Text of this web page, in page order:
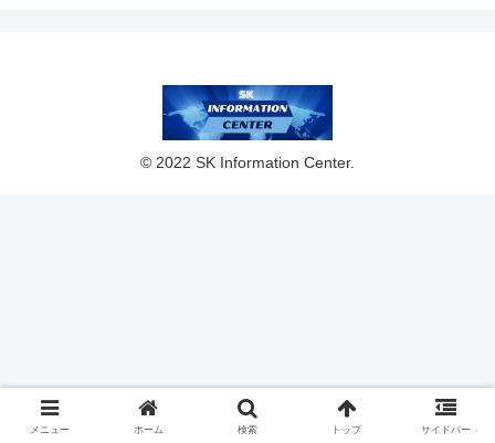
© 2022 SK Information Center.
メニュー ホーム 検索 トップ サイドバー